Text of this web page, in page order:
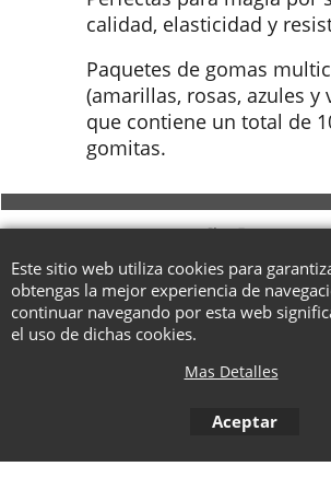
calidad, elasticidad y
Paquetes de gomas
(amarillas, rosas, azules y
que contiene un total de
gomitas.
Este sitio web utiliza cookies para
obtengas la mejor experiencia de
continuar navegando por esta web
el uso de dichas cookies.
Mas Detalles
Aceptar